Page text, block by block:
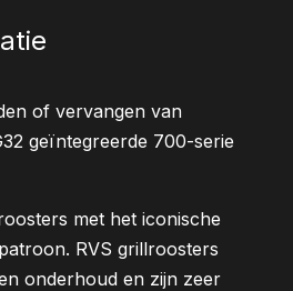
of vervangen van
geïntegreerde 700-serie
met het iconische
RVS grillroosters
onderhoud en zijn zeer